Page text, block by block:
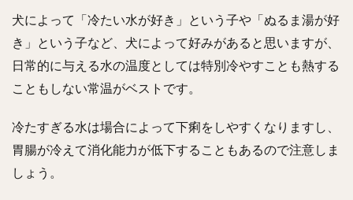
犬によって「冷たい水が好き」という子や「ぬるま湯が好
き」という子など、犬によって好みがあると思いますが、
日常的に与える水の温度としては特別冷やすことも熱する
こともしない常温がベストです。
冷たすぎる水は場合によって下痢をしやすくなりますし、
胃腸が冷えて消化能力が低下することもあるので注意しま
しょう。